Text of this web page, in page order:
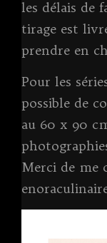
les délais de
tirage est
prendre en
Pour les
possible de
au 60 x 90
Merci de me